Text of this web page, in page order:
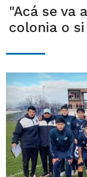
"Acá se va
colonia o